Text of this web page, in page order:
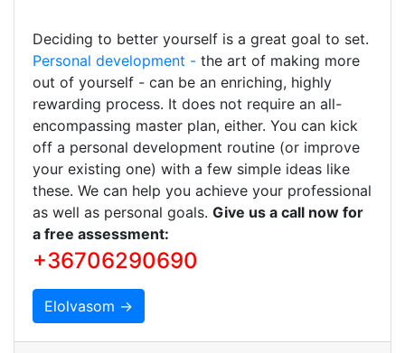
Deciding to better yourself is a great goal to set.
Personal development - the art of making more
out of yourself - can be an enriching, highly
rewarding process. It does not require an all-
encompassing master plan, either. You can kick
off a personal development routine (or improve
your existing one) with a few simple ideas like
these. We can help you achieve your professional
as well as personal goals. Give us a call now for
a free assessment:
+36706290690
Elolvasom →